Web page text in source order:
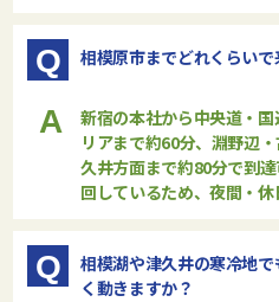
Q 相模原市までどれくらいで
A
新宿の本社から中央道・
リアまで約60分、淵野辺
久井方面まで約80分で到
回しているため、夜間・休
Q
相模湖や津久井の寒冷地
く動きますか？